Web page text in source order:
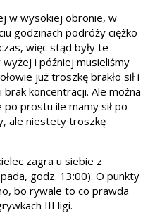
w wysokiej obronie, w
godzinach podróży ciężko
więc stąd były te
i później musieliśmy
już troszkę brakło sił i
koncentracji. Ale można
po prostu ile mamy sił po
ale niestety troszkę
zagra u siebie z
godz. 13:00). O punkty
bo rywale to co prawda
III ligi.